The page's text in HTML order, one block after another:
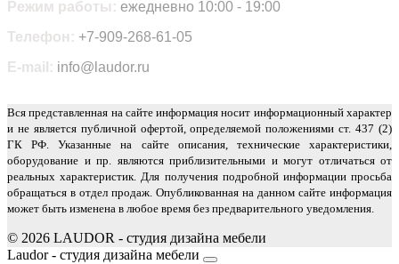
Режим работы: ежедневно 10:00 - 19:00
Телефон: +7-909-268-61-05
E-mail: info@laudor.ru
Вся представленная на сайте информация носит информационный характер
и не является публичной офертой, определяемой положениями ст. 437 (2)
ГК РФ. Указанные на сайте описания, технические характеристики,
оборудование и пр. являются приблизительными и могут отличаться от
реальных характеристик. Для получения подробной информации просьба
обращаться в отдел продаж. Опубликованная на данном сайте информация
может быть изменена в любое время без предварительного уведомления.
© 2026 LAUDOR - студия дизайна мебели
Joomla! 3 Templates
Laudor - студия дизайна мебели